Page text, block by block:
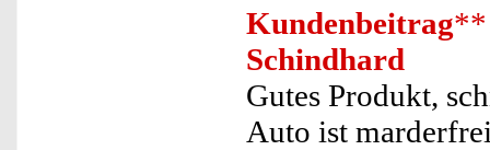
Kundenbeitrag**
Schindhard
Gutes Produkt,
Auto ist